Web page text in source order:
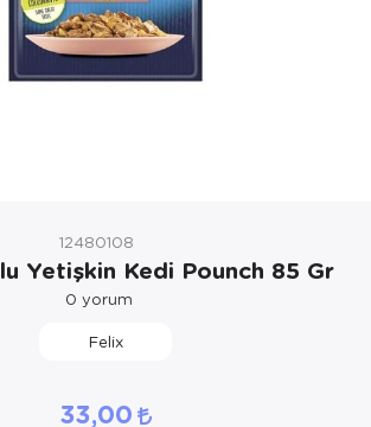
12480108
Yetişkin Kedi Pounch 85 Gr
0 yorum
Felix
33,00